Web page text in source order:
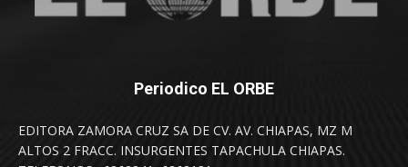
Periodico EL ORBE
EDITORA ZAMORA CRUZ SA DE CV. AV. CHIAPAS, MZ M
ALTOS 2 FRACC. INSURGENTES TAPACHULA CHIAPAS.